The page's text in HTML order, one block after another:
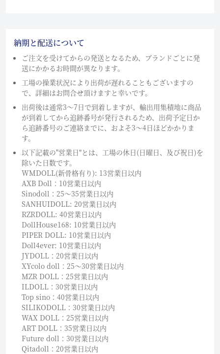
納期と配送について
ご注文を受けてからの発送となるため、ブランドごとに発
送にかかるお時間が異なります。
工場の操業状況により出荷が遅れることもございますの
で、詳細はお問合せ頂けますと幸いです。
出荷後は通常3～7日で到着しますが、輸出用集積地に商品
が到着してから追跡番号が発行されるため、出荷予定日か
ら追跡番号のご連絡までに、およそ3〜4日ほどかかりま
す。
以下記載の"営業日"とは、工場の休日(日曜日、及び祝日)を
除いた日数です。
WMDOLL(新骨格有り): 13営業日以内
AXB Doll：10営業日以内
Sinodoll：25〜35営業日以内
SANHUIDOLL: 20営業日以内
RZRDOLL: 40営業日以内
DollHouse168: 10営業日以内
PIPER DOLL: 10営業日以内
Doll4ever: 10営業日以内
JYDOLL：20営業日以内
XYcolo doll：25〜30営業日以内
MZR DOLL：25営業日以内
ILDOLL：30営業日以内
Top sino：40営業日以内
SILIKODOLL：30営業日以内
WAX DOLL：25営業日以内
ART DOLL：35営業日以内
Future doll：30営業日以内
Qitadoll：20営業日以内